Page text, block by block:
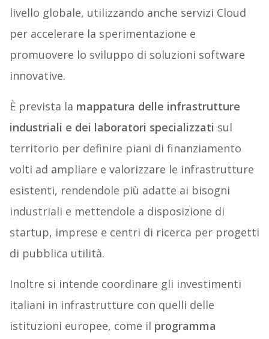
livello globale, utilizzando anche servizi Cloud
per accelerare la sperimentazione e
promuovere lo sviluppo di soluzioni software
innovative.
È prevista la mappatura delle infrastrutture
industriali e dei laboratori specializzati sul
territorio per definire piani di finanziamento
volti ad ampliare e valorizzare le infrastrutture
esistenti, rendendole più adatte ai bisogni
industriali e mettendole a disposizione di
startup, imprese e centri di ricerca per progetti
di pubblica utilità.
Inoltre si intende coordinare gli investimenti
italiani in infrastrutture con quelli delle
istituzioni europee, come il programma